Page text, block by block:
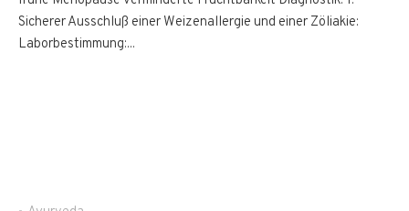
Sicherer Ausschluß einer Weizenallergie und einer Zöliakie:
Laborbestimmung:...